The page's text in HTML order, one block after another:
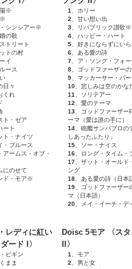
陽※
※
・シンシアー※
の歌
トリート
トの村
イ
ース
日々
くれ
ト・ゼア
ート
ト・ナイツ
・ブルース
アームス・オブ・
にのせて
ド・モア※
1
、ホリー
2 、甘い想い出
3 、リパブリック讃歌※
4 、ハッピー・ハート
5 、好きにならずにい
6 、ある愛の詩
7 、ア・ソング・フォ
8 、ゴッドファーザー
9 、マッカーサー・パー
10 、悲しみは空のか
11
、ソリテアー
12 、愛のテーマ
13 、ゴッドファーザー
ーマ（愛は誰の手に）
14 、砲艦サンパブロの
しあったふたり」
15 、ソー・ナイス
16 、ロング・タイム・
17 、ザット・オールド
ング
18 、ある愛の詩（日本
19 、ゴッドファーザー
マ（日本語）
20 、メイ・イーチ・デ
レディに紅い
ード I〉
ビギン
まま
Doisc 5モア 〈ス
II〉
1
、モア
2 、男と女